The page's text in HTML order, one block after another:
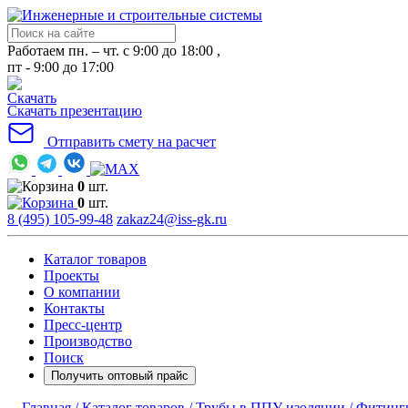
Работаем пн. – чт. с 9:00 до 18:00 ,
пт - 9:00 до 17:00
Скачать презентацию
Отправить смету на расчет
0 шт.
0 шт.
8 (495) 105-99-48 zakaz24@iss-gk.ru
Каталог товаров
Проекты
О компании
Контакты
Пресс-центр
Производство
Поиск
Получить оптовый прайс